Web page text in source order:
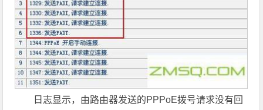
日志显示，由路由器发送的PPPoE拨号请求没有回